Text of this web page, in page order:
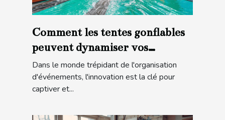
Comment les tentes gonflables
peuvent dynamiser vos
événements
Dans le monde trépidant de l'organisation
d'événements, l'innovation est la clé pour
captiver et...